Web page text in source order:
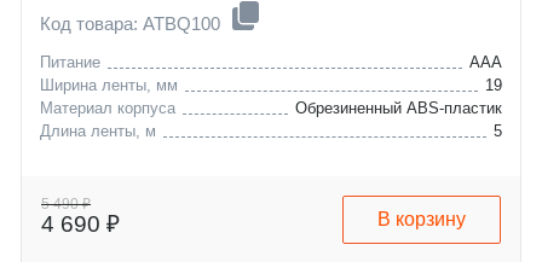
Код товара: ATBQ100
Питание
ААА
Ширина ленты, мм
19
Материал корпуса
Обрезиненный ABS-пластик
Длина ленты, м
5
5 490 ₽
4 690 ₽ В корзину